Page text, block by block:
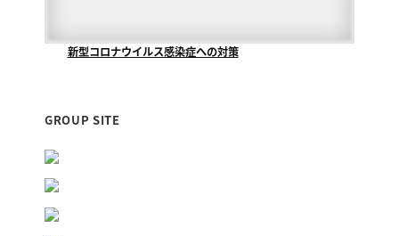
新型コロナウイルス感染症への対策
GROUP SITE